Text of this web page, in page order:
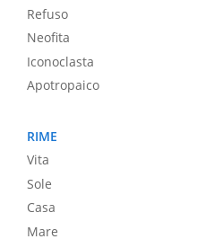
Refuso
Neofita
Iconoclasta
Apotropaico
RIME
Vita
Sole
Casa
Mare